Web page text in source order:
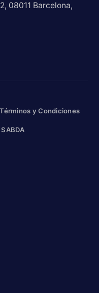
08011 Barcelona,
Términos y Condiciones